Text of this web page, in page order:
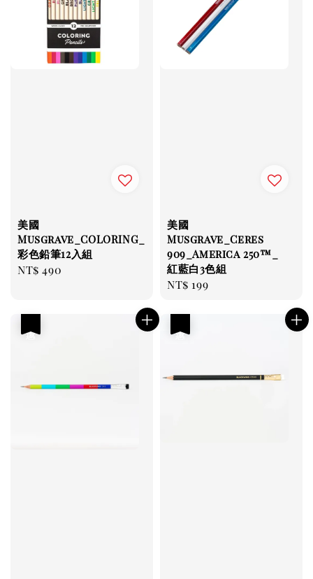
美國
Musgrave_COLORING_
彩色鉛筆12入組
Regular
NT$ 490
美國
Musgrave_Ceres
909_America 250™_
紅藍白3色組
Regular
NT$ 199